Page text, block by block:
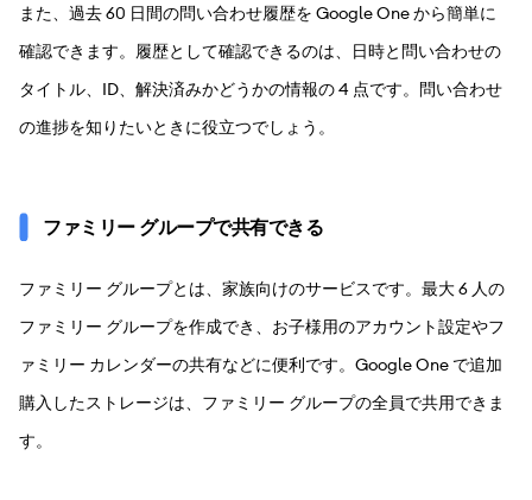
また、過去 60 日間の問い合わせ履歴を Google One から簡単に
確認できます。履歴として確認できるのは、日時と問い合わせの
タイトル、ID、解決済みかどうかの情報の 4 点です。問い合わせ
の進捗を知りたいときに役立つでしょう。
ファミリー グループで共有できる
ファミリー グループとは、家族向けのサービスです。最大 6 人の
ファミリー グループを作成でき、お子様用のアカウント設定やフ
ァミリー カレンダーの共有などに便利です。Google One で追加
購入したストレージは、ファミリー グループの全員で共用できま
す。